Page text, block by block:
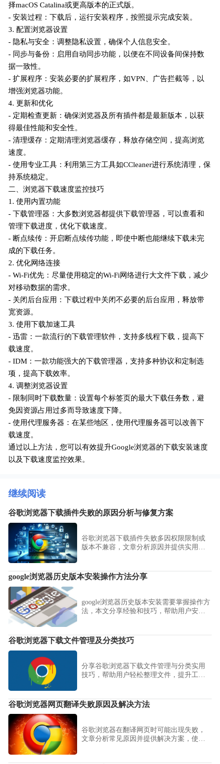
择macOS Catalina或更高版本的正式版。
- 安装过程：下载后，运行安装程序，按照提示完成安装。
3. 配置浏览器设置
- 隐私与安全：调整隐私设置，确保个人信息安全。
- 同步与备份：启用自动同步功能，以便在不同设备间保持数
据一致性。
- 扩展程序：安装必要的扩展程序，如VPN、广告拦截等，以
增强浏览器功能。
4. 更新和优化
- 定期检查更新：确保浏览器及所有插件都是最新版本，以获
得最佳性能和安全性。
- 清理缓存：定期清理浏览器缓存，释放存储空间，提高浏览
速度。
- 使用专业工具：利用第三方工具如CCleaner进行系统清理，保
持系统稳定。
二、浏览器下载速度监控技巧
1. 使用内置功能
- 下载管理器：大多数浏览器都提供下载管理器，可以查看和
管理下载进度，优化下载速度。
- 断点续传：开启断点续传功能，即使中断也能继续下载未完
成的下载任务。
2. 优化网络连接
- Wi-Fi优先：尽量使用稳定的Wi-Fi网络进行大文件下载，减少
对移动数据的需求。
- 关闭后台应用：下载过程中关闭不必要的后台应用，释放带
宽资源。
3. 使用下载加速工具
- 迅雷：一款流行的下载管理软件，支持多线程下载，提高下
载速度。
- IDM：一款功能强大的下载管理器，支持多种协议和定制选
项，提高下载效率。
4. 调整浏览器设置
- 限制同时下载数量：设置每个标签页的最大下载任务数，避
免因资源占用过多而导致速度下降。
- 使用代理服务器：在某些地区，使用代理服务器可以改善下
载速度。
通过以上方法，您可以有效提升Google浏览器的下载安装速度
以及下载速度监控效果。
继续阅读
谷歌浏览器下载插件失败的原因分析与修复方案
谷歌浏览器下载插件失败多因权限限制或
版本不兼容，文章分析原因并提供实用修
google浏览器历史版本安装操作方法分享
google浏览器历史版本安装需要掌握操作方
法，本文分享经验和技巧，帮助用户安全
谷歌浏览器下载文件管理及分类技巧
分享谷歌浏览器下载文件管理与分类实用
技巧，帮助用户轻松整理文件，提升工作
谷歌浏览器网页翻译失败原因及解决方法
谷歌浏览器在翻译网页时可能出现失败，
文章分析常见原因并提供解决方案，使用